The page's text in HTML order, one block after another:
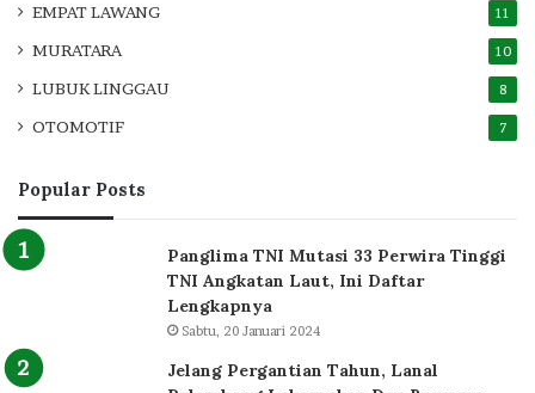
EMPAT LAWANG 11
MURATARA 10
LUBUK LINGGAU 8
OTOMOTIF 7
Popular Posts
Panglima TNI Mutasi 33 Perwira Tinggi
TNI Angkatan Laut, Ini Daftar
Lengkapnya
Sabtu, 20 Januari 2024
Jelang Pergantian Tahun, Lanal